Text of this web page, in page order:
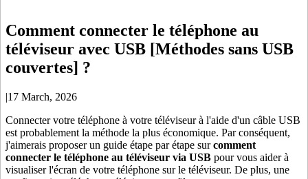
Comment connecter le téléphone au
téléviseur avec USB [Méthodes sans USB
couvertes] ?
|17 March, 2026
Connecter votre téléphone à votre téléviseur à l'aide d'un câble USB
est probablement la méthode la plus économique. Par conséquent,
j'aimerais proposer un guide étape par étape surcomment
connecter le téléphone au téléviseur via USB pour vous aider à
visualiser l'écran de votre téléphone sur le téléviseur. De plus, une